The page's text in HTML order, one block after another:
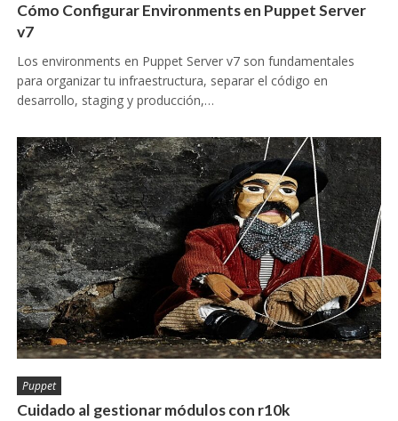
Cómo Configurar Environments en Puppet Server
v7
Los environments en Puppet Server v7 son fundamentales
para organizar tu infraestructura, separar el código en
desarrollo, staging y producción,…
Puppet
Cuidado al gestionar módulos con r10k